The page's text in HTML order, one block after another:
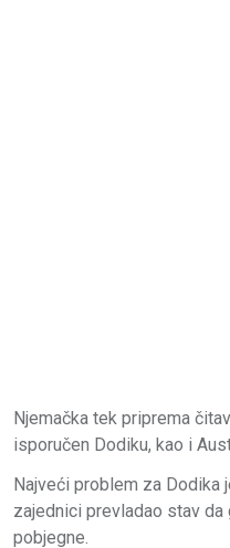
Njemačka tek priprema
isporučen Dodiku, kao i
Najveći problem za Dodika
zajednici prevladao stav
pobjegne.